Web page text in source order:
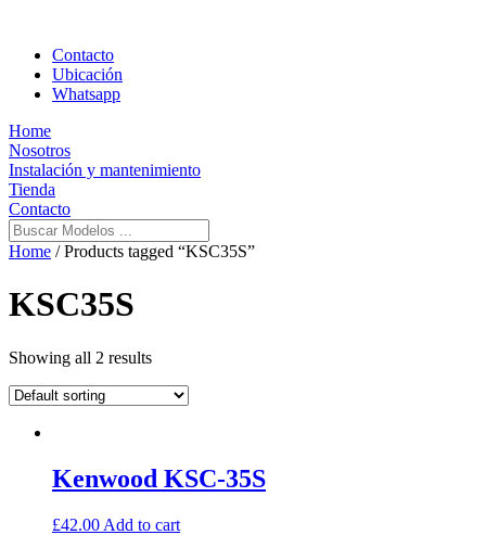
Contacto
Ubicación
Whatsapp
Home
Nosotros
Instalación y mantenimiento
Tienda
Contacto
Home / Products tagged “KSC35S”
KSC35S
Showing all 2 results
Kenwood KSC-35S
£42.00 Add to cart